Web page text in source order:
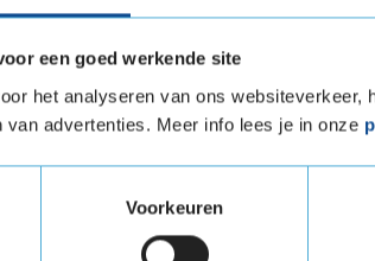
een goed werkende site
het analyseren van ons
van advertenties. Meer info lees je in onze
Voorkeuren
TS860S levensduur
TS860S is
die bestand is tegen slijtage,
Continental heeft ook aandacht
het loopvlak, wat bijdraagt aan een